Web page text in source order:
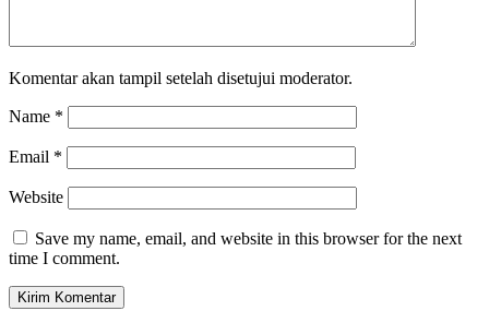
Komentar akan tampil setelah disetujui moderator.
Name *
Email *
Website
Save my name, email, and website in this browser for the next
time I comment.